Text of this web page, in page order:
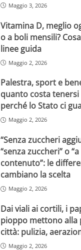
Maggio 3, 2026
Vitamina D, meglio
o a boli mensili?
linee guida
Maggio 2, 2026
Palestra, sport e
quanto costa
perché lo Stato ci
Maggio 2, 2026
“Senza zuccheri
“senza zuccheri” o
contenuto”: le
cambiano la scelta
Maggio 2, 2026
Dai viali ai cortili, i
pioppo mettono alla
città: pulizia,
Maggio 2, 2026